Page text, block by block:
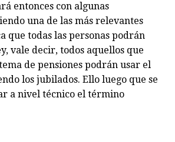
entonces con algunas
una de las más relevantes
que todas las personas podrán
vale decir, todos aquellos que
de pensiones podrán usar el
los jubilados. Ello luego que se
a nivel técnico el término